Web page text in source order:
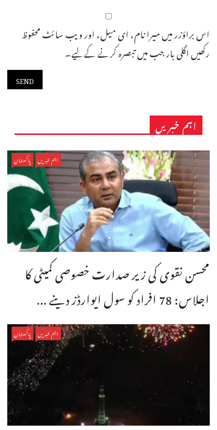
اس براؤزر میں میرا نام، ای میل، اور ویب سائٹ محفوظ
رکھیں اگلی بار جب میں تبصرہ کرنے کےلیے۔
اہم خبریں
اہم خبریں پاکستان
محسن نقوی کی زیر صدارت خصوصی کمیٹی کا
اجلاس: 78 افراد کو سول ایوارڈز دینے ...
اہم خبریں پاکستان